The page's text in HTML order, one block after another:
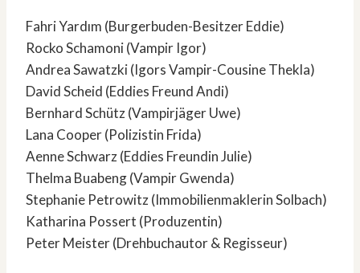
Fahri Yardım (Burgerbuden-Besitzer Eddie)
Rocko Schamoni (Vampir Igor)
Andrea Sawatzki (Igors Vampir-Cousine Thekla)
David Scheid (Eddies Freund Andi)
Bernhard Schütz (Vampirjäger Uwe)
Lana Cooper (Polizistin Frida)
Aenne Schwarz (Eddies Freundin Julie)
Thelma Buabeng (Vampir Gwenda)
Stephanie Petrowitz (Immobilienmaklerin Solbach)
Katharina Possert (Produzentin)
Peter Meister (Drehbuchautor & Regisseur)